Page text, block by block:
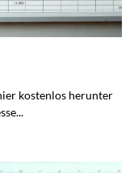
kostenlos herunter